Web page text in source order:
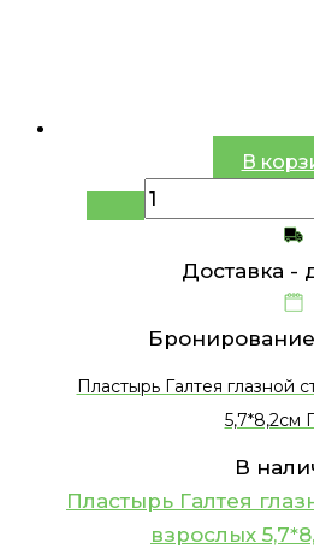
В
Доставка -
Пластырь Галтея глазной
5,7*8,2см
В
Пластырь Галтея
взрослых